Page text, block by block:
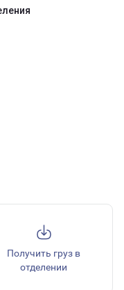
Получить груз в
отделении